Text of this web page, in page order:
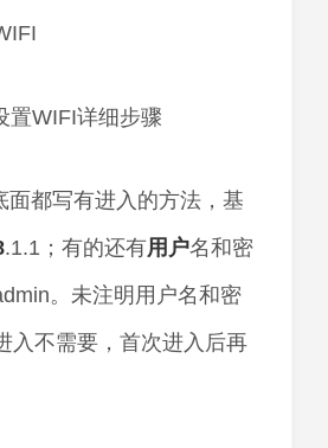
面都写有进入的方法，基
.1.1；有的还有用户名和密
。未注明用户名和密
入不需要，首次进入后再